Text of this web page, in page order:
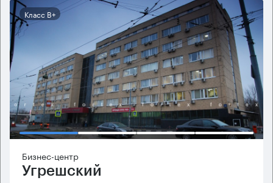
Класс B+
Бизнес-центр
Угрешский